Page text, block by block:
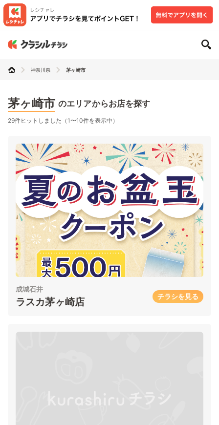
神奈川県 茅ヶ崎市
茅ヶ崎市 のエリアからお店を探す
29件ヒットしました（1〜10件を表示中）
成城石井
ラスカ茅ヶ崎店 チラシを見る